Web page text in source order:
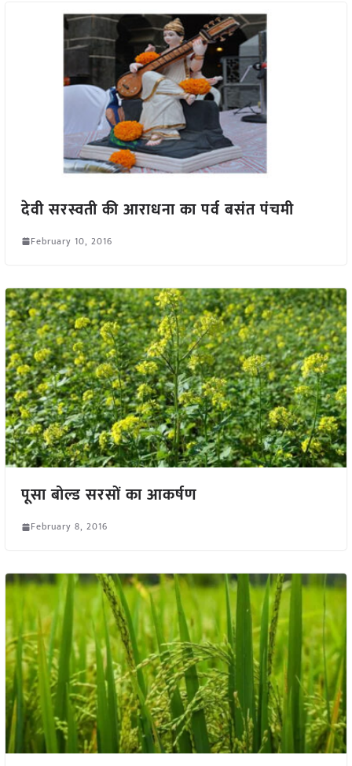
देवी सरस्वती की आराधना का पर्व बसंत पंचमी
February 10, 2016
पूसा बोल्ड सरसों का आकर्षण
February 8, 2016